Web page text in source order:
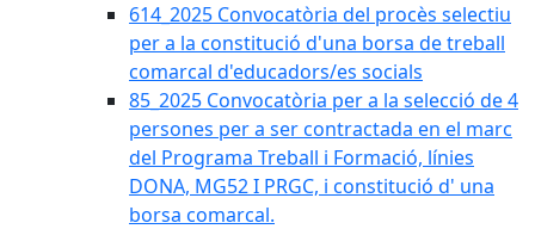
614_2025 Convocatòria del procès selectiu
per a la constitució d'una borsa de treball
comarcal d'educadors/es socials
85_2025 Convocatòria per a la selecció de 4
persones per a ser contractada en el marc
del Programa Treball i Formació, línies
DONA, MG52 I PRGC, i constitució d' una
borsa comarcal.